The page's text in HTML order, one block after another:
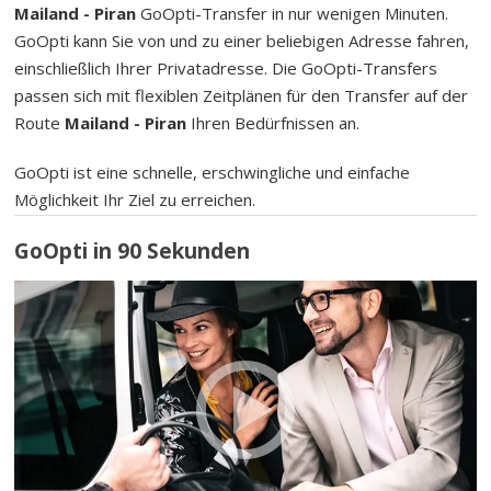
Mailand - Piran GoOpti-Transfer in nur wenigen Minuten.
GoOpti kann Sie von und zu einer beliebigen Adresse fahren,
einschließlich Ihrer Privatadresse. Die GoOpti-Transfers
passen sich mit flexiblen Zeitplänen für den Transfer auf der
Route Mailand - Piran Ihren Bedürfnissen an.
GoOpti ist eine schnelle, erschwingliche und einfache
Möglichkeit Ihr Ziel zu erreichen.
GoOpti in 90 Sekunden